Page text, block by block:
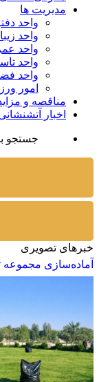
مدیریت ها
واحد
واحد
واحد
واحد
واحد
امور
مناقصه و
اخبار
جستجو
خبرهای تصویری
آماده‌سازی مجموعه